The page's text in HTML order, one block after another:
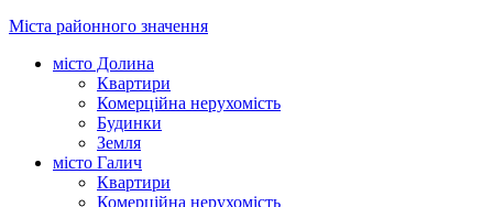
Міста районного значення
місто Долина
Квартири
Комерційна нерухомість
Будинки
Земля
місто Галич
Квартири
Комерційна нерухомість